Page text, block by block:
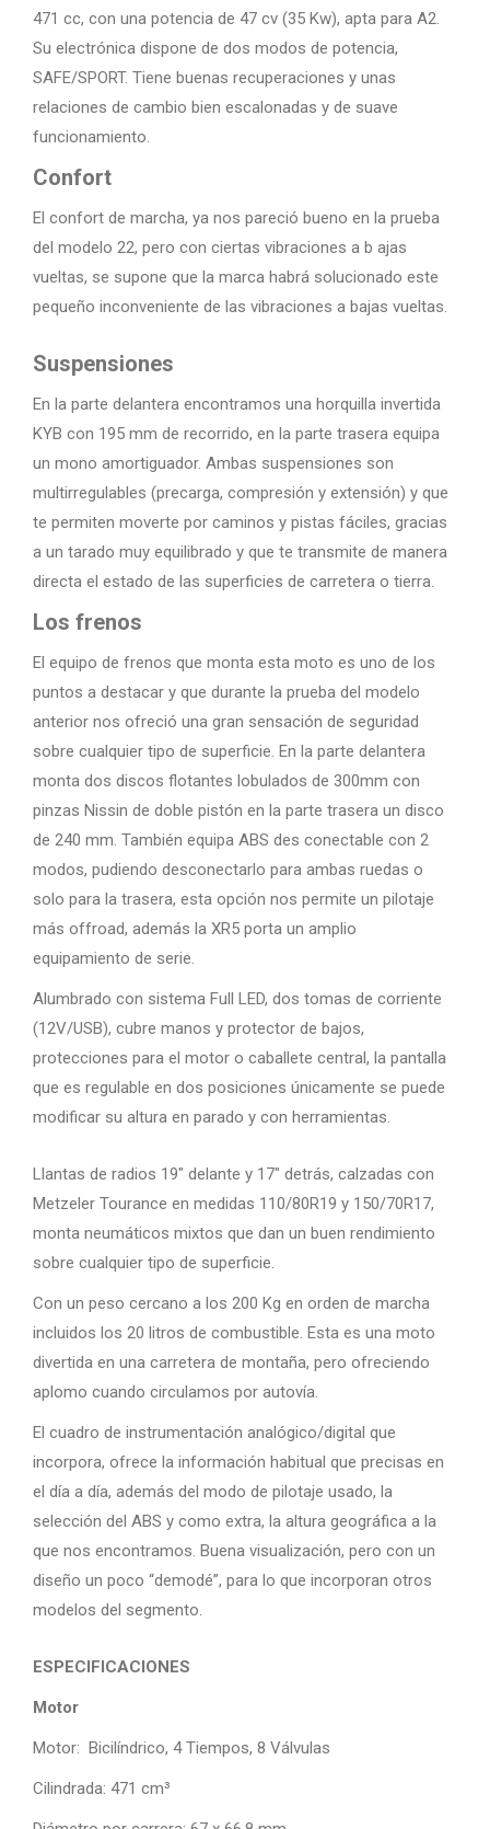
471 cc, con una potencia de 47 cv (35 Kw), apta para A2.
Su electrónica dispone de dos modos de potencia,
SAFE/SPORT. Tiene buenas recuperaciones y unas
relaciones de cambio bien escalonadas y de suave
funcionamiento.
Confort
El confort de marcha, ya nos pareció bueno en la prueba
del modelo 22, pero con ciertas vibraciones a b ajas
vueltas, se supone que la marca habrá solucionado este
pequeño inconveniente de las vibraciones a bajas vueltas.
Suspensiones
En la parte delantera encontramos una horquilla invertida
KYB con 195 mm de recorrido, en la parte trasera equipa
un mono amortiguador. Ambas suspensiones son
multirregulables (precarga, compresión y extensión) y que
te permiten moverte por caminos y pistas fáciles, gracias
a un tarado muy equilibrado y que te transmite de manera
directa el estado de las superficies de carretera o tierra.
Los frenos
El equipo de frenos que monta esta moto es uno de los
puntos a destacar y que durante la prueba del modelo
anterior nos ofreció una gran sensación de seguridad
sobre cualquier tipo de superficie. En la parte delantera
monta dos discos flotantes lobulados de 300mm con
pinzas Nissin de doble pistón en la parte trasera un disco
de 240 mm. También equipa ABS des conectable con 2
modos, pudiendo desconectarlo para ambas ruedas o
solo para la trasera, esta opción nos permite un pilotaje
más offroad, además la XR5 porta un amplio
equipamiento de serie.
Alumbrado con sistema Full LED, dos tomas de corriente
(12V/USB), cubre manos y protector de bajos,
protecciones para el motor o caballete central, la pantalla
que es regulable en dos posiciones únicamente se puede
modificar su altura en parado y con herramientas.
Llantas de radios 19″ delante y 17″ detrás, calzadas con
Metzeler Tourance en medidas 110/80R19 y 150/70R17,
monta neumáticos mixtos que dan un buen rendimiento
sobre cualquier tipo de superficie.
Con un peso cercano a los 200 Kg en orden de marcha
incluidos los 20 litros de combustible. Esta es una moto
divertida en una carretera de montaña, pero ofreciendo
aplomo cuando circulamos por autovía.
El cuadro de instrumentación analógico/digital que
incorpora, ofrece la información habitual que precisas en
el día a día, además del modo de pilotaje usado, la
selección del ABS y como extra, la altura geográfica a la
que nos encontramos. Buena visualización, pero con un
diseño un poco “demodé”, para lo que incorporan otros
modelos del segmento.
ESPECIFICACIONES
Motor
Motor: Bicilíndrico, 4 Tiempos, 8 Válvulas
Cilindrada: 471 cm³